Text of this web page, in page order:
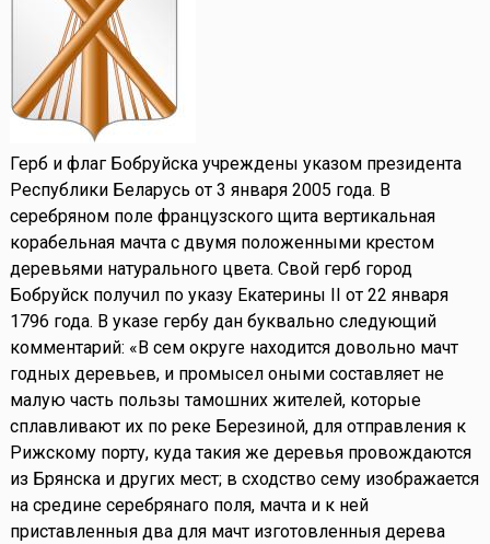
Герб и флаг Бобруйска учреждены указом президента
Республики Беларусь от 3 января 2005 года. В
серебряном поле французского щита вертикальная
корабельная мачта с двумя положенными крестом
деревьями натурального цвета. Свой герб город
Бобруйск получил по указу Екатерины II от 22 января
1796 года. В указе гербу дан буквально следующий
комментарий: «В сем округе находится довольно мачт
годных деревьев, и промысел оными составляет не
малую часть пользы тамошних жителей, которые
сплавливают их по реке Березиной, для отправления к
Рижскому порту, куда такия же деревья провождаются
из Брянска и других мест; в сходство сему изображается
на средине серебрянаго поля, мачта и к ней
приставленныя два для мачт изготовленныя дерева